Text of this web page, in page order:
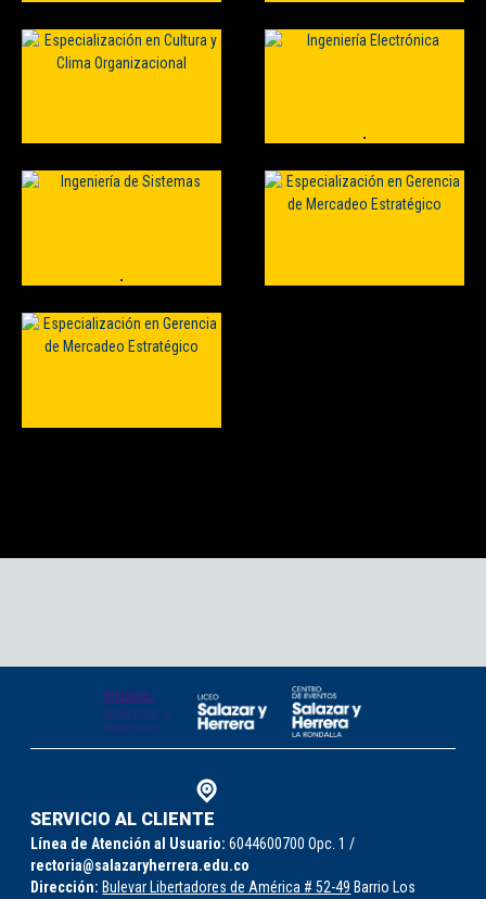
SERVICIO AL CLIENTE
Línea de Atención al Usuario: 6044600700 Opc. 1 /
rectoria@salazaryherrera.edu.co
Dirección: Bulevar Libertadores de América # 52-49 Barrio Los